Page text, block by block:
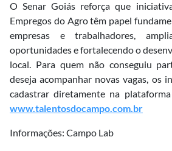
O Senar Goiás reforça que
Empregos do Agro têm papel
empresas e trabalhadores,
oportunidades e fortalecendo o
local. Para quem não conseguiu
deseja acompanhar novas vagas, os
cadastrar diretamente na
www.talentosdocampo.com.br
Informações: Campo Lab